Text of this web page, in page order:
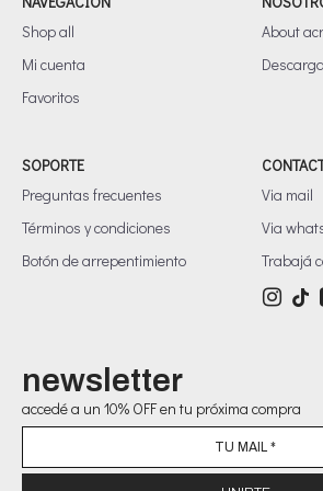
Shop all
Mi cuenta
Favoritos
About
SOPORTE
Preguntas frecuentes
Términos y condiciones
Botón de arrepentimiento
Via mail
Via
Trabajá
newsletter
accedé a un 10% OFF en tu próxima compra